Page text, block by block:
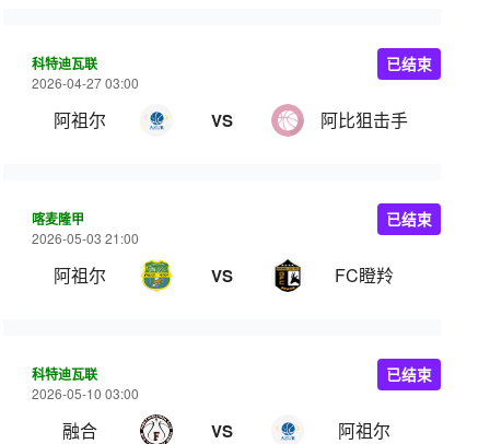
科特迪瓦联
2026-04-27 03:00
阿祖尔 VS 阿比狙击手
已结束
喀麦隆甲
2026-05-03 21:00
阿祖尔 VS FC瞪羚
已结束
科特迪瓦联
2026-05-10 03:00
融合 VS 阿祖尔
已结束